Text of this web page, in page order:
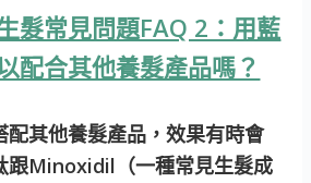
髮常見問題FAQ 2：用藍
配合其他養髮產品嗎？
配其他養髮產品，效果有時會
跟Minoxidil（一種常見生髮成